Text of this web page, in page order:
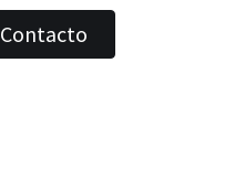
Contacto